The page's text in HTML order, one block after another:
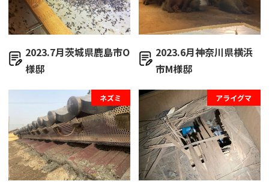
2023.7月茨城県鹿島市O
様邸
2023.6月神奈川県横浜
市M様邸
ネズミ アライグマ